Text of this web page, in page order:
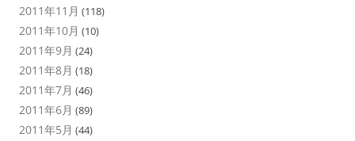
2011年11月 (118)
2011年10月 (10)
2011年9月 (24)
2011年8月 (18)
2011年7月 (46)
2011年6月 (89)
2011年5月 (44)